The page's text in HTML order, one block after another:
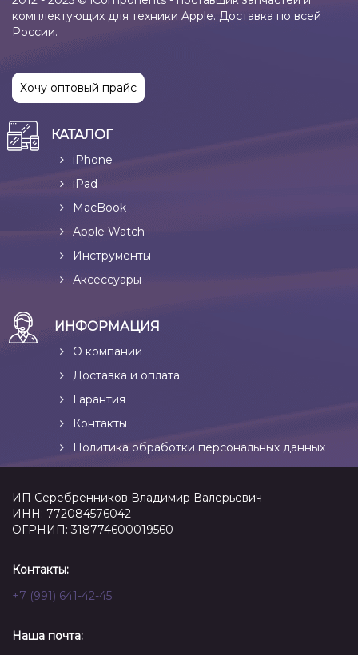
комплектующих для техники Apple. Доставка по всей
России.
Хочу оптовый прайс
КАТАЛОГ
iPhone
iPad
MacBook
Apple Watch
Инструменты
Аксессуары
ИНФОРМАЦИЯ
О компании
Доставка и оплата
Гарантия
Контакты
Политика обработки персональных данных
ИП Серебренников Владимир Валерьевич
ИНН: 772084576042
ОГРНИП: 318774600019560
Контакты:
+7 (991) 641-42-45
Наша почта: